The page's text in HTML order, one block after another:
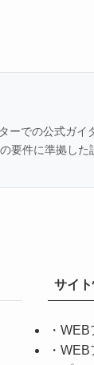
での公式ガ
要件に準拠した
サイ
・ WEB
・ WEB